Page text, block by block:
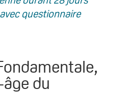
questionnaire
du